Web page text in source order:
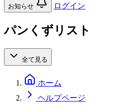
お知らせ ログイン
パンくずリスト
全て見る
ホーム
ヘルプページ